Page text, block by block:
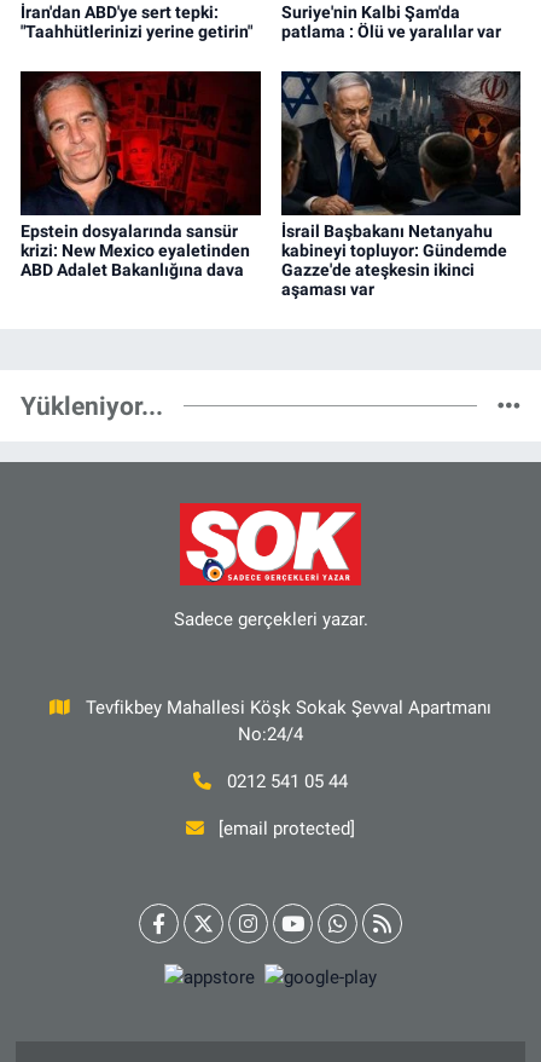
İran'dan ABD'ye sert tepki:
"Taahhütlerinizi yerine getirin"
Suriye'nin Kalbi Şam'da
patlama : Ölü ve yaralılar var
Epstein dosyalarında sansür
krizi: New Mexico eyaletinden
ABD Adalet Bakanlığına dava
İsrail Başbakanı Netanyahu
kabineyi topluyor: Gündemde
Gazze'de ateşkesin ikinci
aşaması var
Yükleniyor...
Sadece gerçekleri yazar.
Tevfikbey Mahallesi Köşk Sokak Şevval Apartmanı
No:24/4
0212 541 05 44
[email protected]